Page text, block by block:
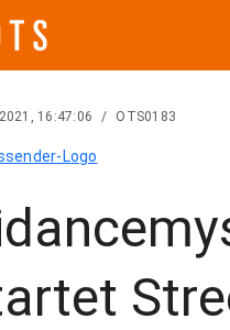
16:47:06 / OTS0183